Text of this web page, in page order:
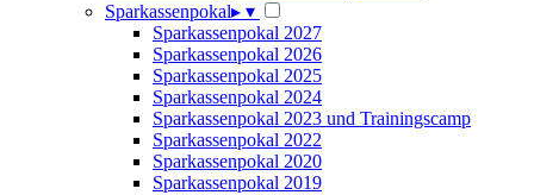
Sparkassenpokal▸ ▾
Sparkassenpokal 2027
Sparkassenpokal 2026
Sparkassenpokal 2025
Sparkassenpokal 2024
Sparkassenpokal 2023 und Trainingscamp
Sparkassenpokal 2022
Sparkassenpokal 2020
Sparkassenpokal 2019